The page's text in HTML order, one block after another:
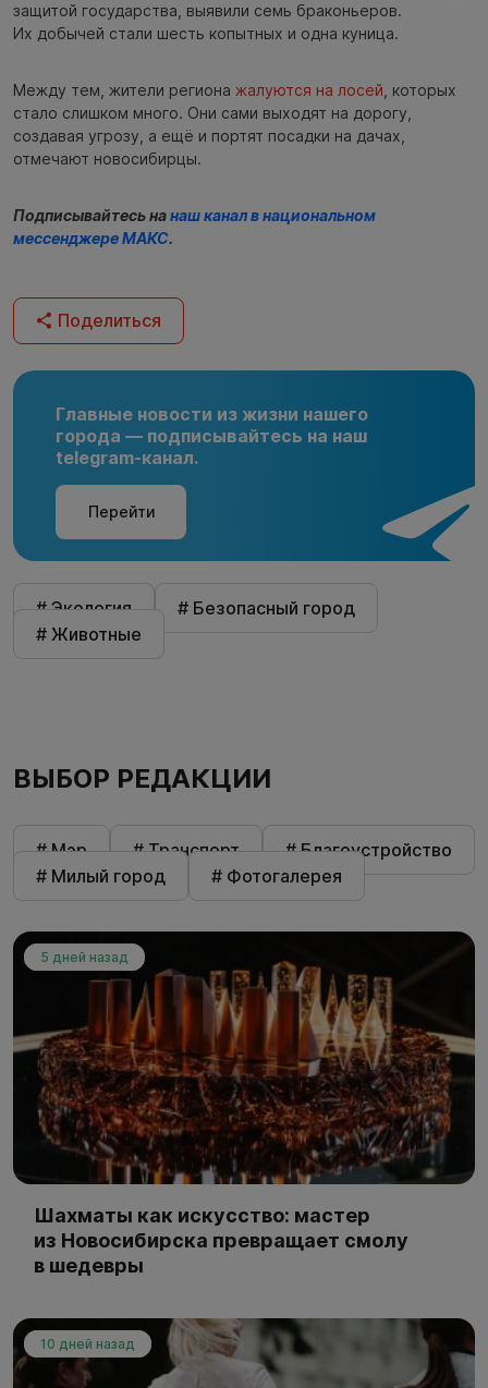
защитой государства, выявили семь браконьеров.
Их добычей стали шесть копытных и одна куница.
Между тем, жители региона жалуются на лосей , которых
стало слишком много. Они сами выходят на дорогу,
создавая угрозу, а ещё и портят посадки на дачах,
отмечают новосибирцы.
Подписывайтесь нанаш канал в национальном
мессенджере МАКС.
Поделиться
Главные новости из жизни нашего
города — подписывайтесь на наш
telegram-канал.
Перейти
# Экология
# Безопасный город
# Животные
ВЫБОР РЕДАКЦИИ
# Мэр # Транспорт
# Благоустройство
# Милый город
# Фотогалерея
5 дней назад
Шахматы как искусство: мастер
из Новосибирска превращает смолу
в шедевры
10 дней назад